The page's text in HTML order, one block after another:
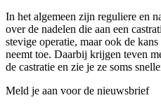
In het algemeen zijn reguliere en
over de nadelen die aan een
stevige operatie, maar ook de
neemt toe. Daarbij krijgen teven
de castratie en zie je ze soms
Meld je aan voor de nieuwsbrief